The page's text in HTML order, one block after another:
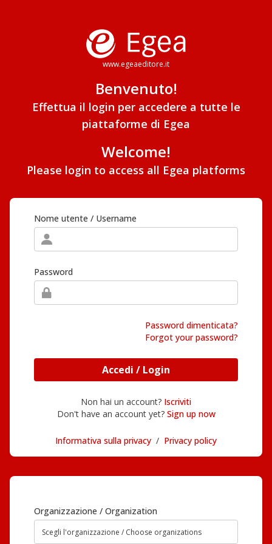
www.egeaeditore.it
Benvenuto!
Effettua il login per accedere a tutte le
piattaforme di Egea
Welcome!
Please login to access all Egea platforms
Nome utente / Username
Password
Password dimenticata?
Forgot your password?
Accedi / Login
Non hai un account? Iscriviti
Don't have an account yet? Sign up now
Informativa sulla privacy / Privacy policy
Organizzazione / Organization